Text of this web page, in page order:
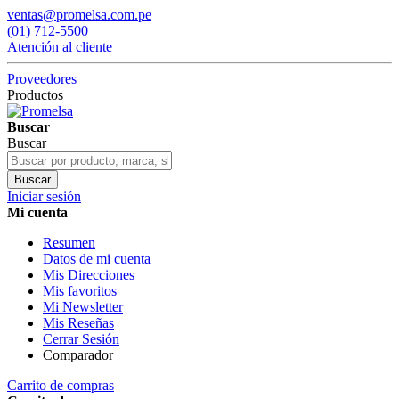
ventas@promelsa.com.pe
(01) 712-5500
Atención al cliente
Proveedores
Productos
Buscar
Buscar
Buscar
Iniciar sesión
Mi cuenta
Resumen
Datos de mi cuenta
Mis Direcciones
Mis favoritos
Mi Newsletter
Mis Reseñas
Cerrar Sesión
Comparador
Carrito de compras